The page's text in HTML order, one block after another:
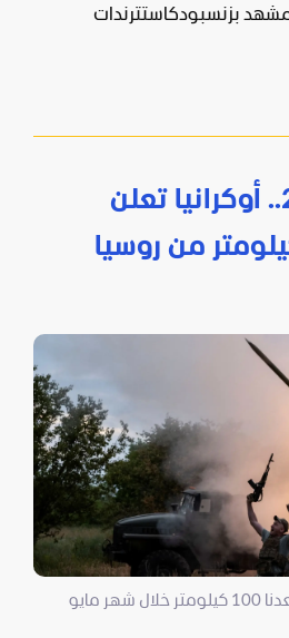
بزنسبودكاستترندات
منذ بداية 2026.. أوكرانيا تعلن
قائد الجيش الأوكراني: استعدنا 100 كيلومتر خلال شهر مايو